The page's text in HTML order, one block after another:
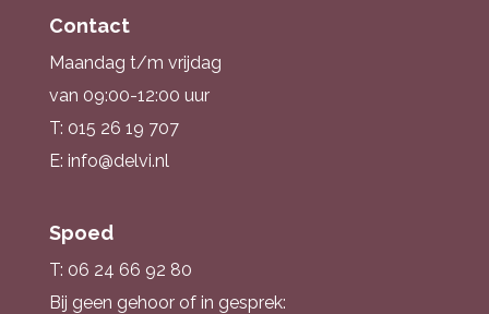
Contact
Maandag t/m vrijdag
van 09:00-12:00 uur
T: 015 26 19 707
E: info@delvi.nl
Spoed
T: 06 24 66 92 80
Bij geen gehoor of in gesprek: